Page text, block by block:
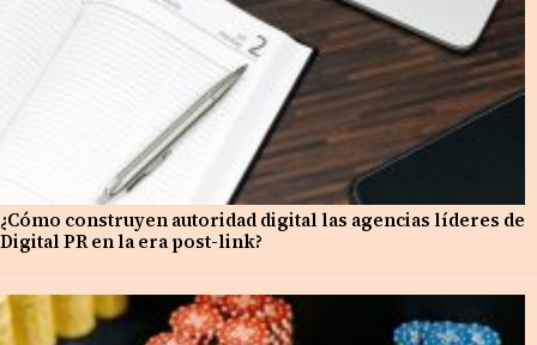
¿Cómo construyen autoridad digital las agencias líderes de
Digital PR en la era post-link?